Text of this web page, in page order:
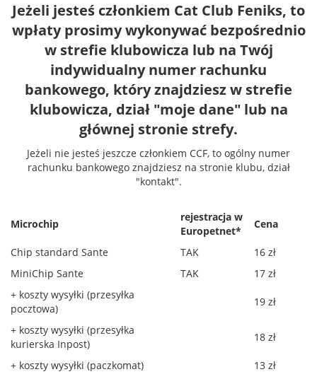
Jeżeli jesteś członkiem Cat Club Feniks, to
wpłaty prosimy wykonywać bezpośrednio
w strefie klubowicza lub na Twój
indywidualny numer rachunku
bankowego, który znajdziesz w strefie
klubowicza, dział "moje dane" lub na
głównej stronie strefy.
Jeżeli nie jesteś jeszcze członkiem CCF, to ogólny numer
rachunku bankowego znajdziesz na stronie klubu, dział
"kontakt".
Microchip
rejestracja w
Europetnet*
Cena
Chip standard Sante TAK
16 zł
MiniChip Sante
TAK
17 zł
+ koszty wysyłki (przesyłka
pocztowa)
19 zł
+ koszty wysyłki (przesyłka
kurierska Inpost)
18 zł
+ koszty wysyłki (paczkomat)
13 zł